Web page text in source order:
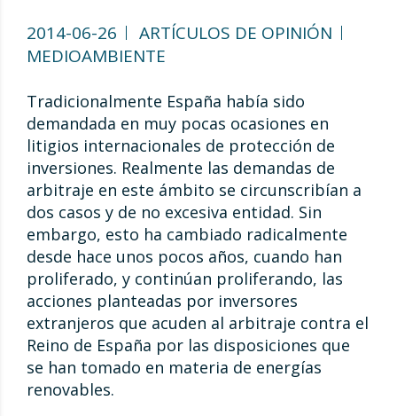
2014-06-26
ARTÍCULOS DE OPINIÓN
MEDIOAMBIENTE
Tradicionalmente España había sido
demandada en muy pocas ocasiones en
litigios internacionales de protección de
inversiones. Realmente las demandas de
arbitraje en este ámbito se circunscribían a
dos casos y de no excesiva entidad. Sin
embargo, esto ha cambiado radicalmente
desde hace unos pocos años, cuando han
proliferado, y continúan proliferando, las
acciones planteadas por inversores
extranjeros que acuden al arbitraje contra el
Reino de España por las disposiciones que
se han tomado en materia de energías
renovables.